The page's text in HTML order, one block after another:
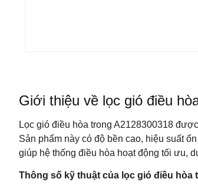
Giới thiệu về lọc gió điều
Lọc gió điều hòa trong A2128300318
Sản phẩm này có độ bền cao, hiệu suất
giúp hệ thống điều hòa hoạt động tối ưu,
Thông số kỹ thuật của lọc gió điều hòa